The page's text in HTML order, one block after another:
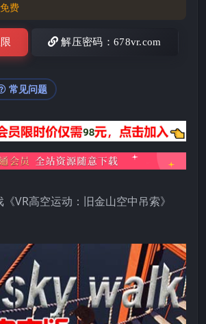
免费
解压密码：678vr.com
常见问题
VR高空运动：旧金山空中吊索》